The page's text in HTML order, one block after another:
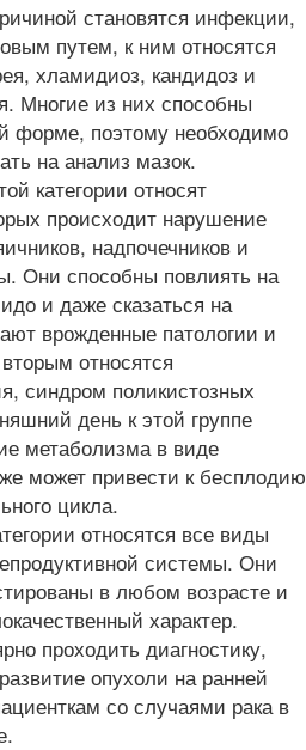
становятся инфекции,
путем, к ним относятся
хламидиоз, кандидоз и
Многие из них способны
форме, поэтому необходимо
на анализ мазок.
категории относят
происходит нарушение
надпочечников и
Они способны повлиять на
и даже сказаться на
врожденные патологии и
относятся
синдром поликистозных
день к этой группе
метаболизма в виде
может привести к бесплодию
цикла.
относятся все виды
системы. Они
в любом возрасте и
характер.
проходить диагностику,
опухоли на ранней
со случаями рака в